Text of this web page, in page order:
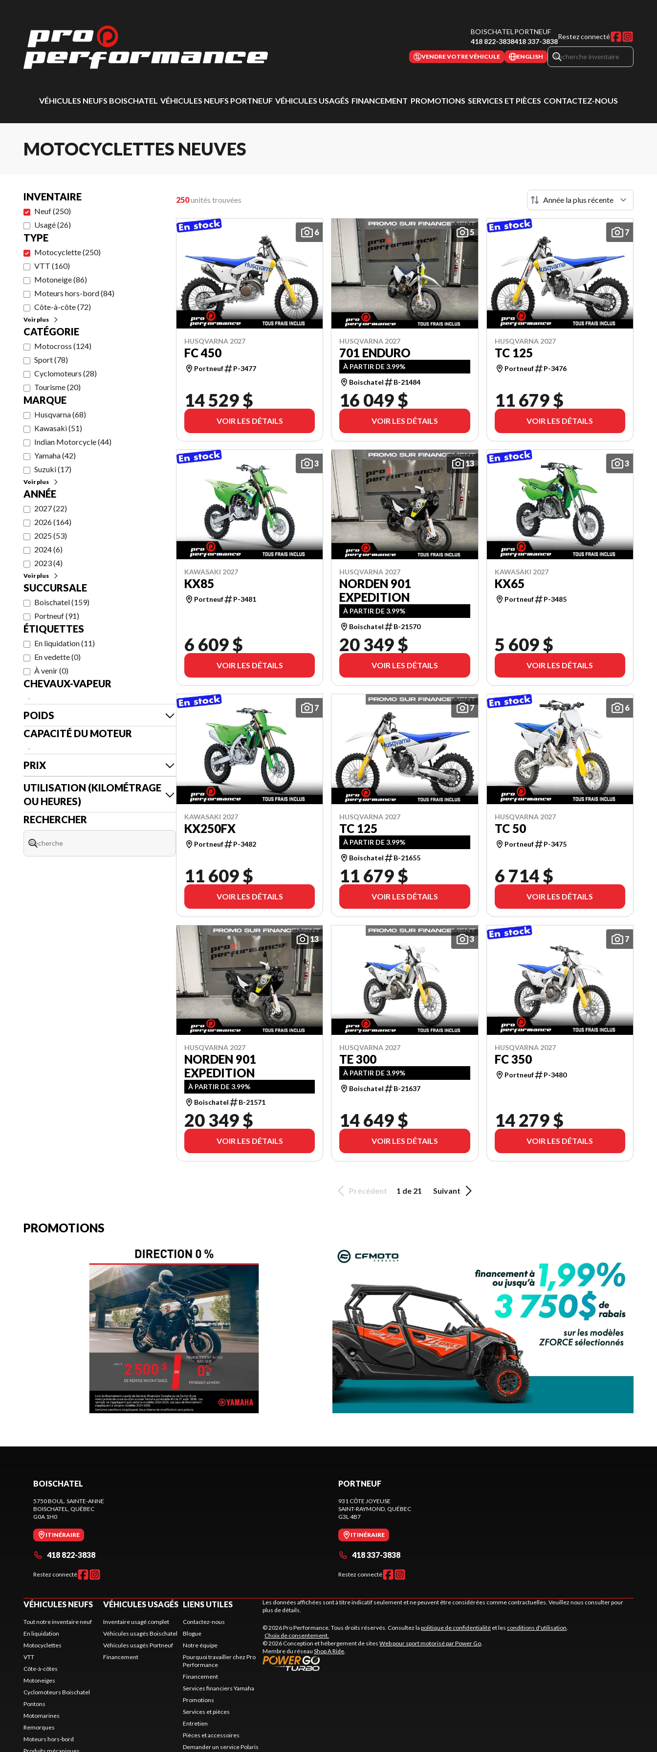
BOISCHATEL
418 822-3838
PORTNEUF
418 337-3838
Restez connecté
VENDRE VOTRE VÉHICULE ENGLISH
VÉHICULES NEUFS BOISCHATEL VÉHICULES NEUFS PORTNEUF VÉHICULES USAGÉS FINANCEMENT PROMOTIONS SERVICES ET PIÈCES CONTACTEZ-NOUS
MOTOCYCLETTES NEUVES
INVENTAIRE
Neuf(250)
Usagé(26)
TYPE
Motocyclette(250)
VTT (160)
Motoneige(86)
Moteurs hors-bord(84)
Côte-à-côte(72)
Voir plus
CATÉGORIE
Motocross (124)
Sport(78)
Cyclomoteurs (28)
Tourisme(20)
MARQUE
Husqvarna(68)
Kawasaki(51)
Indian Motorcycle(44)
Yamaha(42)
Suzuki(17)
Voir plus
ANNÉE
2027(22)
2026(164)
2025(53)
2024(6)
2023(4)
Voir plus
SUCCURSALE
Boischatel(159)
Portneuf(91)
ÉTIQUETTES
En liquidation(11)
En vedette(0)
À venir(0)
CHEVAUX-VAPEUR
-
POIDS
CAPACITÉ DU MOTEUR
-
PRIX
UTILISATION (KILOMÉTRAGE
OU HEURES)
RECHERCHER
250unités trouvées
6
HUSQVARNA 2027
FC 450
Portneuf P-3477
14 529 $
VOIR LES DÉTAILS
5
HUSQVARNA 2027
701 ENDURO
À PARTIR DE 3.99%
Boischatel
B-21484
16 049 $
VOIR LES DÉTAILS
7
HUSQVARNA 2027
TC 125
Portneuf P-3476
11 679 $
VOIR LES DÉTAILS
3
KAWASAKI 2027
KX85
Portneuf P-3481
6 609 $
VOIR LES DÉTAILS
13
HUSQVARNA 2027
NORDEN 901
EXPEDITION
À PARTIR DE 3.99%
Boischatel
B-21570
20 349 $
VOIR LES DÉTAILS
3
KAWASAKI 2027
KX65
Portneuf P-3485
5 609 $
VOIR LES DÉTAILS
7
KAWASAKI 2027
KX250FX
Portneuf P-3482
11 609 $
VOIR LES DÉTAILS
7
HUSQVARNA 2027
TC 125
À PARTIR DE 3.99%
Boischatel
B-21655
11 679 $
VOIR LES DÉTAILS
6
HUSQVARNA 2027
TC 50
Portneuf P-3475
6 714 $
VOIR LES DÉTAILS
13
HUSQVARNA 2027
NORDEN 901
EXPEDITION
À PARTIR DE 3.99%
Boischatel
B-21571
20 349 $
VOIR LES DÉTAILS
3
HUSQVARNA 2027
TE 300
À PARTIR DE 3.99%
Boischatel
B-21637
14 649 $
VOIR LES DÉTAILS
7
HUSQVARNA 2027
FC 350
Portneuf P-3480
14 279 $
VOIR LES DÉTAILS
Précédent 1 de 21 Suivant
PROMOTIONS
BOISCHATEL
5750 BOUL. SAINTE-ANNE
BOISCHATEL
, QUÉBEC
G0A 1H0
ITINÉRAIRE
418 822-3838
Restez connecté
PORTNEUF
931 CÔTE JOYEUSE
SAINT-RAYMOND , QUÉBEC
G3L 4B7
ITINÉRAIRE
418 337-3838
Restez connecté
VÉHICULES NEUFS
Tout notre inventaire neuf
En liquidation
Motocyclettes
VTT
Côte-à-côtes
Motoneiges
Cyclomoteurs Boischatel
Pontons
Motomarines
Remorques
Moteurs hors-bord
VÉHICULES USAGÉS
Inventaire usagé complet
Véhicules usagés Boischatel
Véhicules usagés Portneuf
Financement
LIENS UTILES
Contactez-nous
Blogue
Notre équipe
Pourquoi travailler chez Pro
Performance
Financement
Services financiers Yamaha
Promotions
Services et pièces
Entretien
Pièces et accessoires
Demander un service Polaris
Les données affichées sont à titre indicatif seulement et ne peuvent être considérées comme contractuelles. Veuillez nous consulter pour
plus de détails.
© 2026 Pro Performance. Tous droits réservés. Consultez lapolitique de confidentialité et les conditions d'utilisation
Choix de consentement.
© 2026 Conception et hébergement de sitesWeb pour sport motorisé par Power Go
Membre du réseauShop A Ride